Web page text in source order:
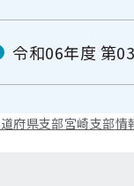
令和06年度 第
府県支部宮崎支部情